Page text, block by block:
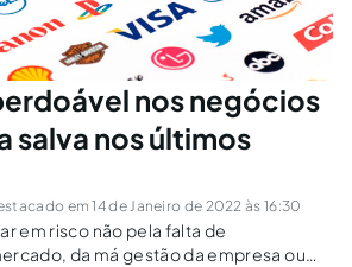
nos negócios
salva nos últimos
em 14 de Janeiro de 2022 às 16:30
em risco não pela falta de
da má gestão da empresa ou